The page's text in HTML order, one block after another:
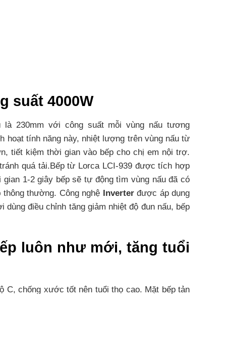
suất 4000W
230mm với công suất mỗi vùng nấu tương
hoạt tính năng này, nhiệt lượng trên vùng nấu từ
tiết kiệm thời gian vào bếp cho chị em nội trợ.
quá tải.Bếp từ Lorca LCI-939 được tích hợp
1-2 giây bếp sẽ tự động tìm vùng nấu đã có
thường. Công nghệ Inverterđược áp dụng
điều chỉnh tăng giảm nhiệt độ đun nấu, bếp
luôn như mới, tăng tuổi
C, chống xước tốt nên tuổi thọ cao. Mặt bếp tản
không lo bị bỏng hay điện giật. Bếp từ lắp âm